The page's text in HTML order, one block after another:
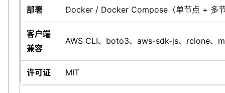
部署 Docker / Docker Compose（单节点 + 多
客户端
兼容
AWS CLI、boto3、aws-sdk-js、rclone、
许可证 MIT